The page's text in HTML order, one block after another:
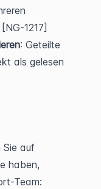
1217]
: Geteilte
als gelesen
Sie auf
haben,
Team: